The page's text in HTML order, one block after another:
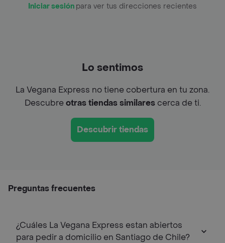
Iniciar sesión para ver tus direcciones recientes
Lo sentimos
La Vegana Express no tiene cobertura en tu zona.
Descubreotras tiendas similarescerca de ti.
Descubrir tiendas
Preguntas frecuentes
¿Cuáles La Vegana Express estan abiertos
para pedir a domicilio en Santiago de Chile?